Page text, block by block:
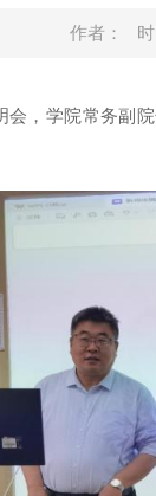
作者： 时
会，学院常务副